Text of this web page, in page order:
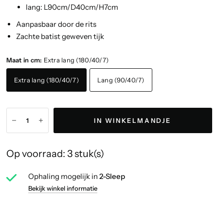
lang: L90cm/D40cm/H7cm
Aanpasbaar door de rits
Zachte batist geweven tijk
Maat in cm: Extra lang (180/40/7)
Extra lang (180/40/7) Lang (90/40/7)
IN WINKELMANDJE
Op voorraad: 3 stuk(s)
Ophaling mogelijk in 2-Sleep
Bekijk winkel informatie